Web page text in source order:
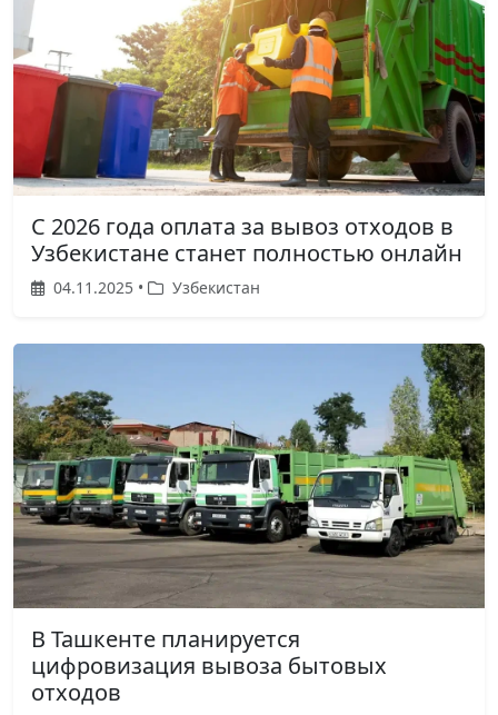
С 2026 года оплата за вывоз отходов в
Узбекистане станет полностью онлайн
04.11.2025 • Узбекистан
В Ташкенте планируется
цифровизация вывоза бытовых
отходов